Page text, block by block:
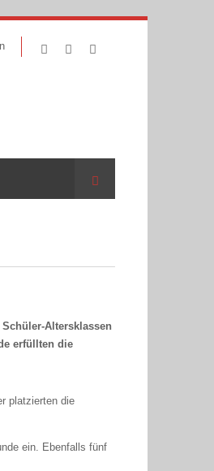
Suche
Altersklassen
erfüllten die
platzierten die
ein. Ebenfalls fünf